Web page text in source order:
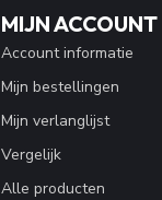
MIJN ACCOUNT
Account informatie
Mijn bestellingen
Mijn verlanglijst
Vergelijk
Alle producten